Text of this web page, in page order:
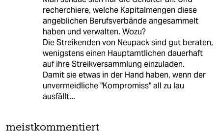
recherchiere, welche Kapitalmengen diese
angeblichen Berufsverbände angesammelt
haben und verwalten. Wozu?
Die Streikenden von Neupack sind gut beraten,
wenigstens einen Hauptamtlichen dauerhaft
auf ihre Streikversammlung einzuladen.
Damit sie etwas in der Hand haben, wenn der
unvermeidliche "Kompromiss" all zu lau
ausfällt...
meistkommentiert